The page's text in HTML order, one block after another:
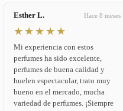
Esther L. Hace 8 meses
★★★★★
Mi experiencia con estos
perfumes ha sido excelente,
perfumes de buena calidad y
huelen espectacular, trato muy
bueno en el mercado, mucha
variedad de perfumes. ¡Siempre